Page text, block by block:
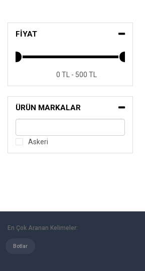
FİYAT
0 TL - 500 TL
ÜRÜN MARKALAR
Askeri
En Çok Aranan Kelimeler:
Botlar